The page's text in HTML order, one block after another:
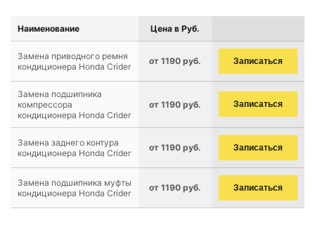
Наименование Цена в Руб.
Замена приводного ремня
кондиционера Honda Crider
от 1190 руб. Записаться
Замена подшипника
компрессора
кондиционера Honda Crider
от 1190 руб. Записаться
Замена заднего контура
кондиционера Honda Crider
от 1190 руб. Записаться
Замена подшипника муфты
кондиционера Honda Crider
от 1190 руб. Записаться